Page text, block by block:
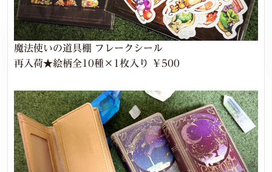
魔法使いの道具棚 フレークシール
再入荷★絵柄全10種×1枚入り ￥500